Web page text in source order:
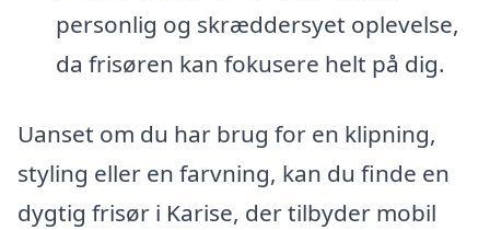
personlig og skræddersyet oplevelse,
da frisøren kan fokusere helt på dig.
Uanset om du har brug for en klipning,
styling eller en farvning, kan du finde en
dygtig frisør i Karise, der tilbyder mobil